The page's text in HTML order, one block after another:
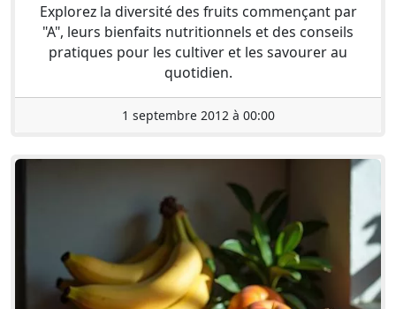
Explorez la diversité des fruits commençant par
"A", leurs bienfaits nutritionnels et des conseils
pratiques pour les cultiver et les savourer au
quotidien.
1 septembre 2012 à 00:00